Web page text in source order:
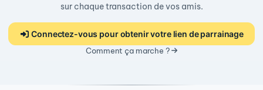
sur chaque transaction de vos amis.
Connectez-vous pour obtenir votre lien de parrainage
Comment ça marche ?